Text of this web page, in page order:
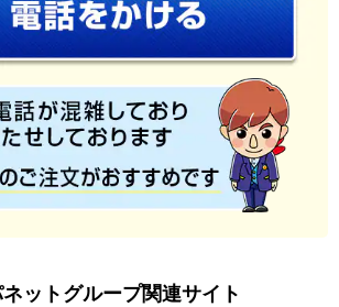
ットグループ関連サイト